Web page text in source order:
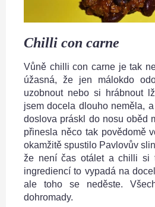
Chilli con carne
Vůně chilli con carne je tak
úžasná, že jen málokdo
uzobnout nebo si hrábnout
jsem docela dlouho neměla,
doslova práskl do nosu oběd
přinesla něco tak povědomě
okamžitě spustilo Pavlovův
že není čas otálet a chilli si
ingrediencí to vypadá na
ale toho se neděste.
dohromady.